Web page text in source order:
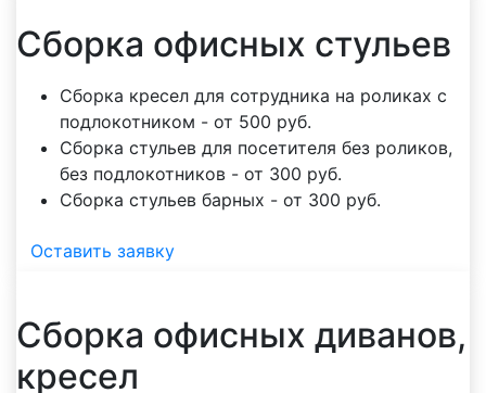
Сборка офисных стульев
Сборка кресел для сотрудника на роликах с
подлокотником - от 500 руб.
Сборка стульев для посетителя без роликов,
без подлокотников - от 300 руб.
Сборка стульев барных - от 300 руб.
Оставить заявку
Сборка офисных диванов,
кресел